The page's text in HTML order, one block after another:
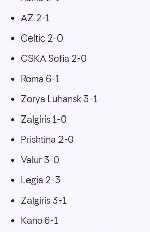
AZ 2-1
Celtic 2-0
CSKA Sofia 2-0
Roma 6-1
Zorya Luhansk 3-1
Zalgiris 1-0
Prishtina 2-0
Valur 3-0
Legia 2-3
Zalgiris 3-1
Kano 6-1